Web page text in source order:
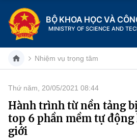
BỘ KHOA HỌC VÀ
MINISTRY OF SCIENCE AND
Danh mục
Trang chủ
Nhiệm vụ trọng tâm
Thứ năm, 20/05/2021 08:44
Hành trình từ nền tảng
top 6 phần mềm tự
giới